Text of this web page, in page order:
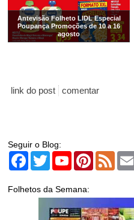
Antevisão Folheto LIDL Especial
Poupança Promoções de 10 a 16
agosto
link do post comentar
Seguir o Blog:
Facebook
TwitterYouTubePinterest
Feed
Folhetos da Semana: